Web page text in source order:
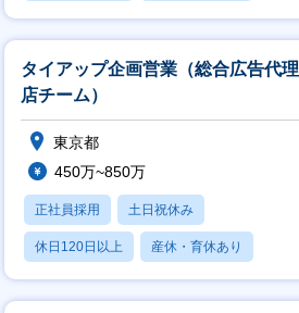
月残業20時間以内
タイアップ企画営業（総合広告代理
店チーム）
東京都
450万~850万
正社員採用 土日祝休み
休日120日以上 産休・育休あり
月残業20時間以内